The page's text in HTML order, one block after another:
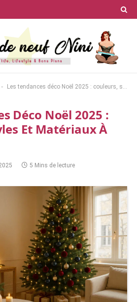
- Les tendances déco Noël 2025 : couleurs, styles et matériaux à adopter
Déco Noël 2025 :
Et Matériaux À
5 Mins de lecture